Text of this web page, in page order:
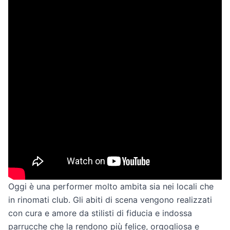
Oggi è una performer molto ambita sia nei locali che
in rinomati club. Gli abiti di scena vengono realizzati
con cura e amore da stilisti di fiducia e indossa
parrucche che la rendono più felice, orgogliosa e